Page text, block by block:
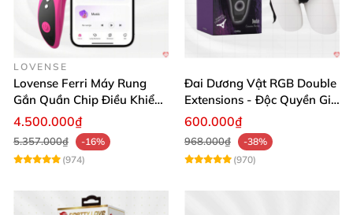
LOVENSE
Lovense Ferri Máy Rung
Gắn Quần Chip Điều Khiển
App Tăng Hưng Phấn
4.500.000₫
5.357.000₫
-16%
(974)
Đai Dương Vật RGB Double
Extensions - Độc Quyền Giá
Sốc
600.000₫
968.000₫
-38%
(970)